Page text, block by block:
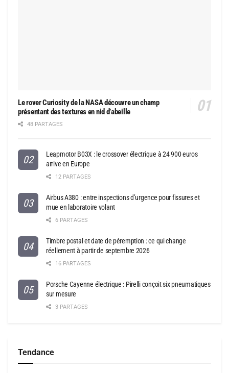
Le rover Curiosity de la NASA découvre un champ
présentant des textures en nid d’abeille
48 PARTAGES
Leapmotor B03X : le crossover électrique à 24 900 euros
arrive en Europe
12 PARTAGES
Airbus A380 : entre inspections d’urgence pour fissures et
mue en laboratoire volant
6 PARTAGES
Timbre postal et date de péremption : ce qui change
réellement à partir de septembre 2026
16 PARTAGES
Porsche Cayenne électrique : Pirelli conçoit six pneumatiques
sur mesure
3 PARTAGES
Tendance